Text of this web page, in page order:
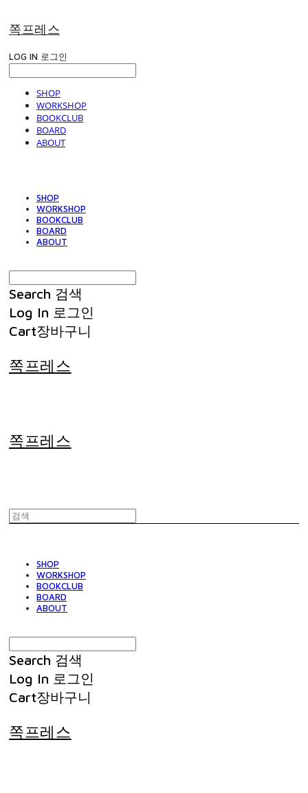
쪽프레스
LOG IN 로그인
SHOP
WORKSHOP
BOOKCLUB
BOARD
ABOUT
SHOP
WORKSHOP
BOOKCLUB
BOARD
ABOUT
Search 검색
Log In 로그인
Cart장바구니
쪽프레스
쪽프레스
SHOP
WORKSHOP
BOOKCLUB
BOARD
ABOUT
Search 검색
Log In 로그인
Cart장바구니
쪽프레스